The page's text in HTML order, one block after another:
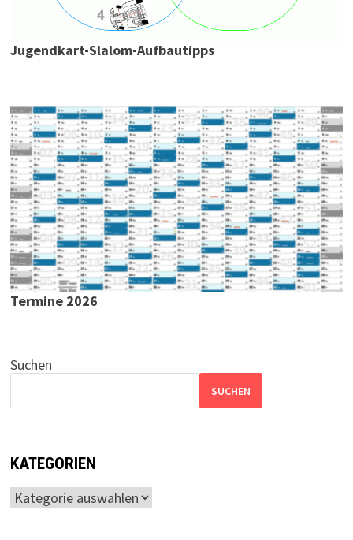
Jugendkart-Slalom-Aufbautipps
Termine 2026
Suchen
SUCHEN
KATEGORIEN
Kategorien